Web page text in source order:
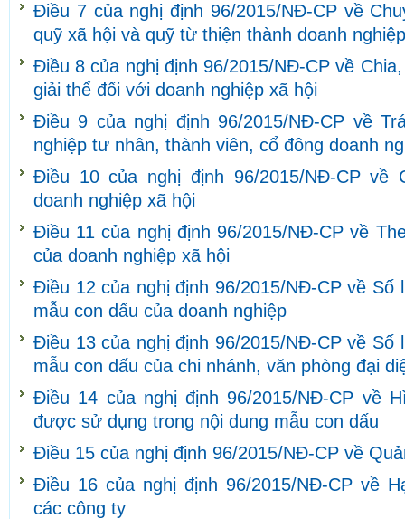
Điều 7 của nghị định 96/2015/NĐ-CP về
quỹ xã hội và quỹ từ thiện thành doanh
Điều 8 của nghị định 96/2015/NĐ-CP về
giải thể đối với doanh nghiệp xã hội
Điều 9 của nghị định 96/2015/NĐ-CP về
nghiệp tư nhân, thành viên, cổ đông doanh
Điều 10 của nghị định 96/2015/NĐ-CP về
doanh nghiệp xã hội
Điều 11 của nghị định 96/2015/NĐ-CP về
của doanh nghiệp xã hội
Điều 12 của nghị định 96/2015/NĐ-CP về
mẫu con dấu của doanh nghiệp
Điều 13 của nghị định 96/2015/NĐ-CP về
mẫu con dấu của chi nhánh, văn phòng đại
Điều 14 của nghị định 96/2015/NĐ-CP về
được sử dụng trong nội dung mẫu con dấu
Điều 15 của nghị định 96/2015/NĐ-CP về
Điều 16 của nghị định 96/2015/NĐ-CP về
các công ty